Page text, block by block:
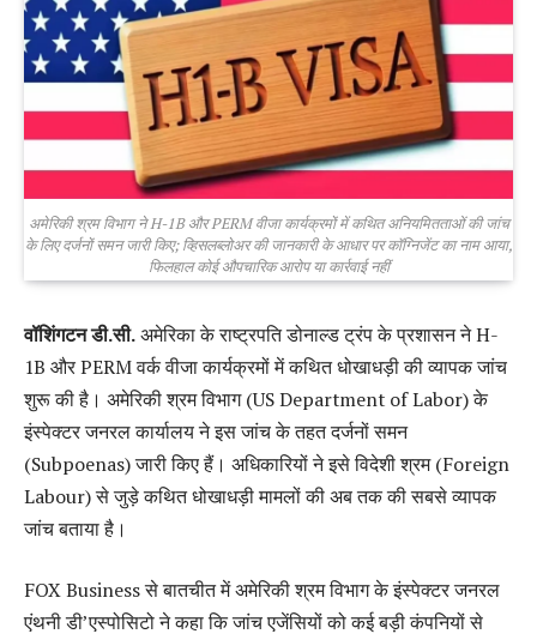
अमेरिकी श्रम विभाग ने H-1B और PERM वीजा कार्यक्रमों में कथित अनियमितताओं की जांच
के लिए दर्जनों समन जारी किए; व्हिसलब्लोअर की जानकारी के आधार पर कॉग्निजेंट का नाम आया,
फिलहाल कोई औपचारिक आरोप या कार्रवाई नहीं
वॉशिंगटन डी.सी.अमेरिका के राष्ट्रपति डोनाल्ड ट्रंप के प्रशासन ने H-
1B और PERM वर्क वीजा कार्यक्रमों में कथित धोखाधड़ी की व्यापक जांच
शुरू की है। अमेरिकी श्रम विभाग (US Department of Labor) के
इंस्पेक्टर जनरल कार्यालय ने इस जांच के तहत दर्जनों समन
(Subpoenas) जारी किए हैं। अधिकारियों ने इसे विदेशी श्रम (Foreign
Labour) से जुड़े कथित धोखाधड़ी मामलों की अब तक की सबसे व्यापक
जांच बताया है।
FOX Business से बातचीत में अमेरिकी श्रम विभाग के इंस्पेक्टर जनरल
एंथनी डी’एस्पोसिटो ने कहा कि जांच एजेंसियों को कई बड़ी कंपनियों से